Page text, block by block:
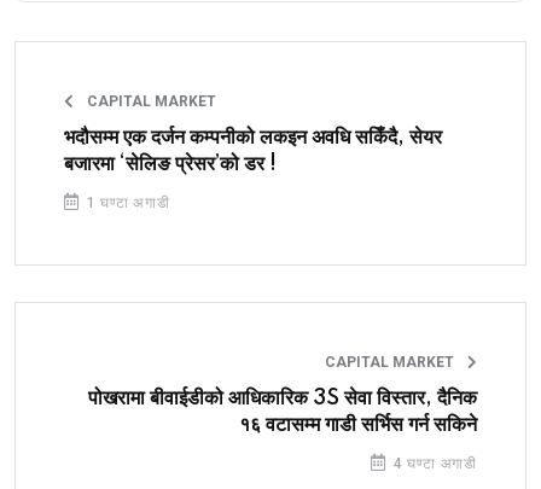
CAPITAL MARKET
भदौसम्म एक दर्जन कम्पनीको लकइन अवधि सकिँदै, सेयर
बजारमा ‘सेलिङ प्रेसर’को डर !
1 घण्टा अगाडी
CAPITAL MARKET
पोखरामा बीवाईडीको आधिकारिक 3S सेवा विस्तार, दैनिक
१६ वटासम्म गाडी सर्भिस गर्न सकिने
4 घण्टा अगाडी